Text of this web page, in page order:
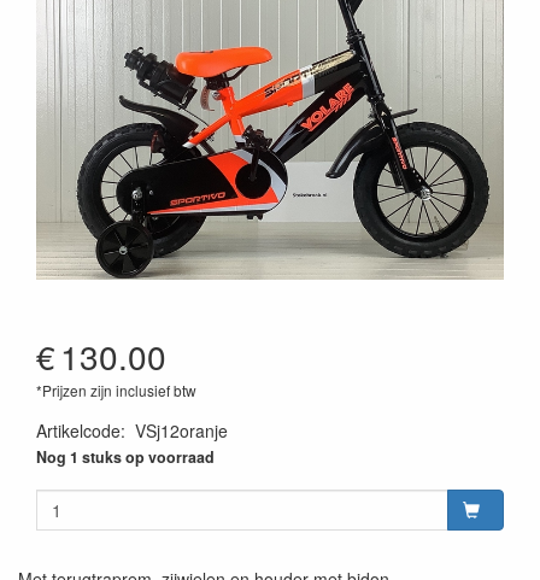
€130.00
*Prijzen zijn inclusief btw
Artikelcode: VSj12oranje
Nog 1 stuks op voorraad